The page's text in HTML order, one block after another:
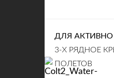
ДЛЯ АКТИВНО
3-Х РЯДНОЕ
ПОЛЕТОВ